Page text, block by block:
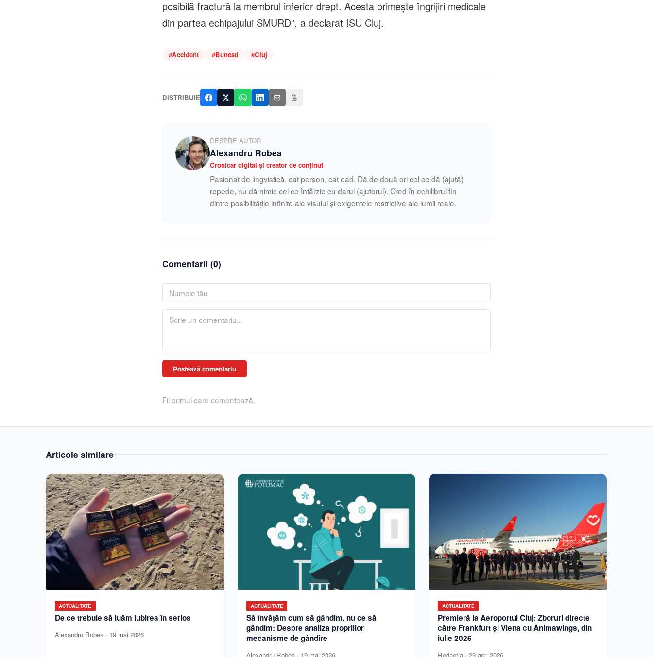
posibilă fractură la membrul inferior drept. Acesta primește îngrijiri medicale
din partea echipajului SMURD”, a declarat ISU Cluj.
#Accident #Bunești #Cluj
DISTRIBUIE
DESPRE AUTOR
Alexandru Robea
Cronicar digital și creator de conținut
Pasionat de lingvistică, cat person, cat dad. Dă de două ori cel ce dă (ajută)
repede, nu dă nimic cel ce întârzie cu darul (ajutorul). Cred în echilibrul fin
dintre posibilitățile infinite ale visului și exigențele restrictive ale lumii reale.
Comentarii (0)
Postează comentariu
Fii primul care comentează.
Articole similare
ACTUALITATE
De ce trebuie să luăm iubirea în serios
Alexandru Robea· 19 mai 2026
ACTUALITATE
Să învățăm cum să gândim, nu ce să
gândim: Despre analiza propriilor
mecanisme de gândire
Alexandru Robea· 19 mai 2026
ACTUALITATE
Premieră la Aeroportul Cluj: Zboruri directe
către Frankfurt și Viena cu Animawings, din
iulie 2026
Redactia· 29 apr. 2026